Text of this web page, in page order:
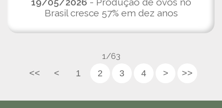
Brasil cresce 57% em dez anos
1/63
<<
< 1 2 3 4 > >>